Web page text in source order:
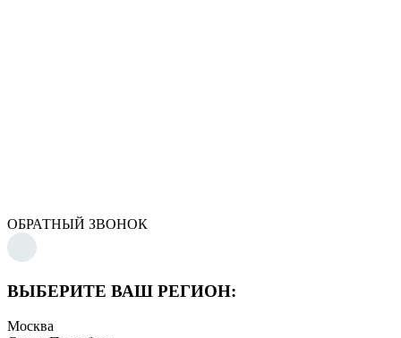
ОБРАТНЫЙ ЗВОНОК
ВЫБЕРИТЕ ВАШ РЕГИОН:
Москва